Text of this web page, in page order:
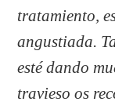
tratamiento,
angustiada.
esté dando
travieso os